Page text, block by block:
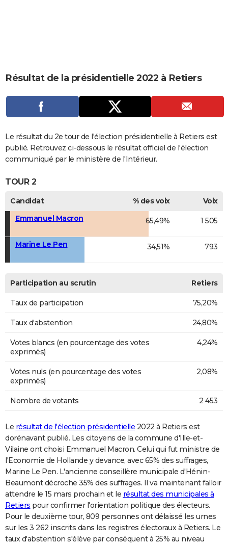
CARTE DE VOEUX
DICTIONNAIRE
Dictionnaire
Biographies
Expressions
Proverbes
PROGRAMME TV
COPAINS D'AVANT
Se connecter
Collèges
Universités
Entreprises
Service militaire
Avis de recherche
AVIS DE DÉCÈS
FORUM
Bricolage
Culture
Television
Voyage
Résultat de la présidentielle 2022 à Retiers
Le résultat du 2e tour de l'élection présidentielle à Retiers est
publié. Retrouvez ci-dessous le résultat officiel de l'élection
communiqué par le ministère de l'Intérieur.
TOUR 2
Candidat % des voix
Voix
Emmanuel Macron
65,49% 1 505
Marine Le Pen 34,51% 793
Participation au scrutin Retiers
Taux de participation 75,20%
Taux d'abstention 24,80%
Votes blancs (en pourcentage des votes
exprimés)
4,24%
Votes nuls (en pourcentage des votes
exprimés)
2,08%
Nombre de votants 2 453
Le résultat de l'élection présidentielle 2022 à Retiers est
dorénavant publié. Les citoyens de la commune d'Ille-et-
Vilaine ont choisi Emmanuel Macron. Celui qui fut ministre de
l'Economie de Hollande y devance, avec 65% des suffrages,
Marine Le Pen. L'ancienne conseillère municipale d'Hénin-
Beaumont décroche 35% des suffrages. Il va maintenant falloir
attendre le 15 mars prochain et le résultat des municipales à
Retiers pour confirmer l'orientation politique des électeurs.
Pour le deuxième tour, 809 personnes ont délaissé les urnes
sur les 3 262 inscrits dans les registres électoraux à Retiers. Le
taux d'abstention s'élève par conséquent à 25% au niveau